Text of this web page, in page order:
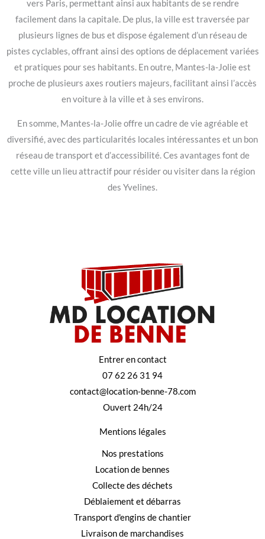
vers Paris, permettant ainsi aux habitants de se rendre
facilement dans la capitale. De plus, la ville est traversée par
plusieurs lignes de bus et dispose également d’un réseau de
pistes cyclables, offrant ainsi des options de déplacement variées
et pratiques pour ses habitants. En outre, Mantes-la-Jolie est
proche de plusieurs axes routiers majeurs, facilitant ainsi l’accès
en voiture à la ville et à ses environs.
En somme, Mantes-la-Jolie offre un cadre de vie agréable et
diversifié, avec des particularités locales intéressantes et un bon
réseau de transport et d’accessibilité. Ces avantages font de
cette ville un lieu attractif pour résider ou visiter dans la région
des Yvelines.
Entrer en contact
07 62 26 31 94
contact@location-benne-78.com
Ouvert 24h/24
Mentions légales
Nos prestations
Location de bennes
Collecte des déchets
Déblaiement et débarras
Transport d'engins de chantier
Livraison de marchandises